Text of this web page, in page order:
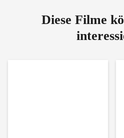
Diese Filme